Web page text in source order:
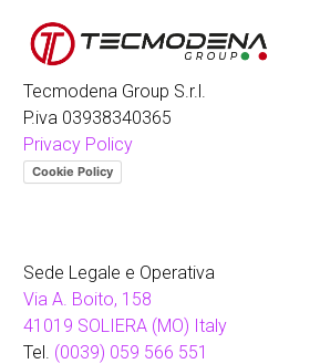
Tecmodena Group S.r.l.
P.iva 03938340365
Privacy Policy
Cookie Policy
Sede Legale e Operativa
Via A. Boito, 158
41019 SOLIERA (MO) Italy
Tel. (0039) 059 566 551